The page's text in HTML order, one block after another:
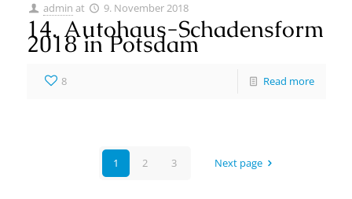
admin at 9. November 2018
14. Autohaus-Schadensform
2018 in Potsdam
8 Read more
1 2 3 Next page